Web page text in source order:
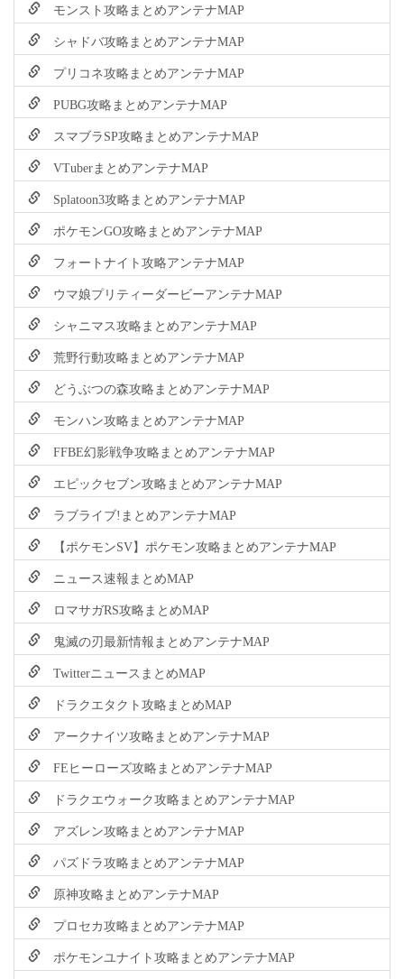
モンスト攻略まとめアンテナMAP
シャドバ攻略まとめアンテナMAP
プリコネ攻略まとめアンテナMAP
PUBG攻略まとめアンテナMAP
スマブラSP攻略まとめアンテナMAP
VTuberまとめアンテナMAP
Splatoon3攻略まとめアンテナMAP
ポケモンGO攻略まとめアンテナMAP
フォートナイト攻略アンテナMAP
ウマ娘プリティーダービーアンテナMAP
シャニマス攻略まとめアンテナMAP
荒野行動攻略まとめアンテナMAP
どうぶつの森攻略まとめアンテナMAP
モンハン攻略まとめアンテナMAP
FFBE幻影戦争攻略まとめアンテナMAP
エピックセブン攻略まとめアンテナMAP
ラブライブ!まとめアンテナMAP
【ポケモンSV】ポケモン攻略まとめアンテナMAP
ニュース速報まとめMAP
ロマサガRS攻略まとめMAP
鬼滅の刃最新情報まとめアンテナMAP
TwitterニュースまとめMAP
ドラクエタクト攻略まとめMAP
アークナイツ攻略まとめアンテナMAP
FEヒーローズ攻略まとめアンテナMAP
ドラクエウォーク攻略まとめアンテナMAP
アズレン攻略まとめアンテナMAP
パズドラ攻略まとめアンテナMAP
原神攻略まとめアンテナMAP
プロセカ攻略まとめアンテナMAP
ポケモンユナイト攻略まとめアンテナMAP